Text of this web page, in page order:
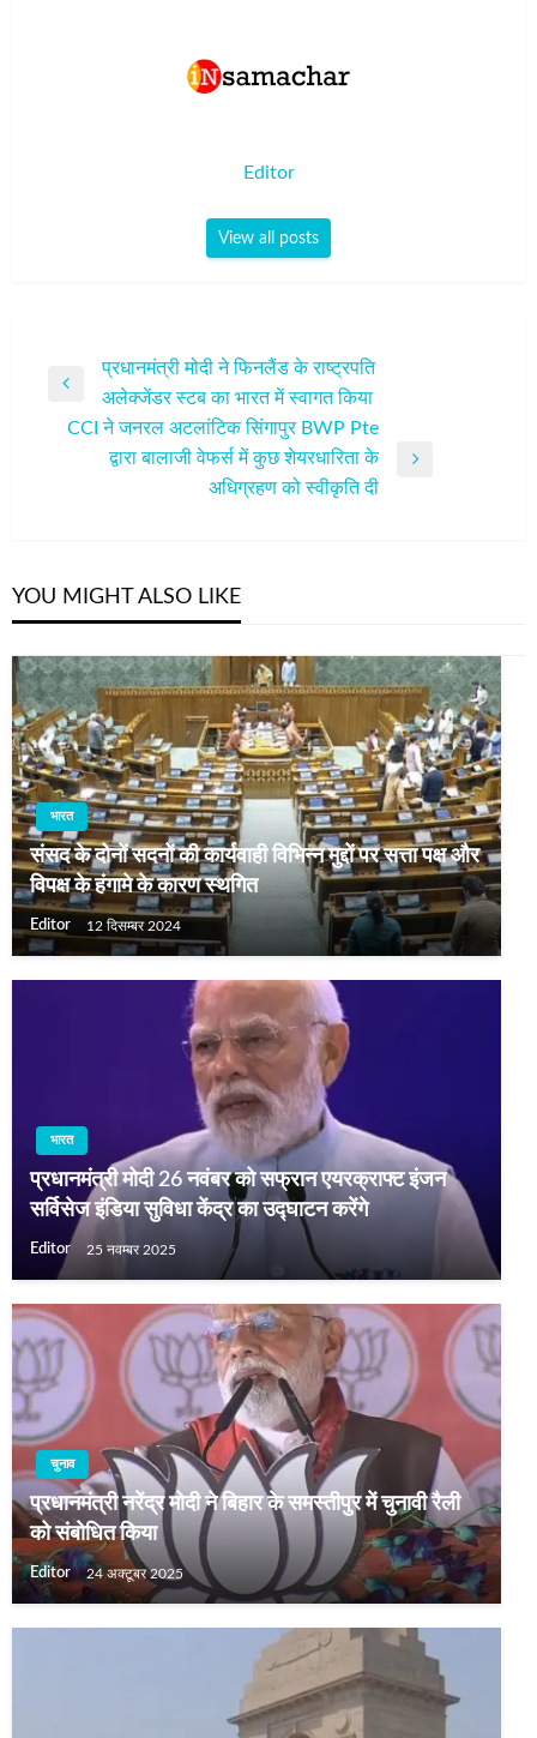
Editor
View all posts
नेविगेशन
Previous
Post
प्रधानमंत्री मोदी ने फिनलैंड के राष्ट्रपति
अलेक्जेंडर स्टब का भारत में स्वागत किया
CCI ने जनरल अटलांटिक सिंगापुर BWP Pte
द्वारा बालाजी वेफर्स में कुछ शेयरधारिता के
अधिग्रहण को स्‍वीकृति दी
YOU MIGHT ALSO LIKE
भारत
संसद के दोनों सदनों की कार्यवाही विभिन्न मुद्दों पर सत्ता पक्ष और
विपक्ष के हंगामे के कारण स्थगित
Editor 12 दिसम्बर 2024
भारत
प्रधानमंत्री मोदी 26 नवंबर को सफ्रान एयरक्राफ्ट इंजन
सर्विसेज इंडिया सुविधा केंद्र का उद्घाटन करेंगे
Editor 25 नवम्बर 2025
चुनाव
प्रधानमंत्री नरेंद्र मोदी ने बिहार के समस्तीपुर में चुनावी रैली
को संबोधित किया
Editor 24 अक्टूबर 2025